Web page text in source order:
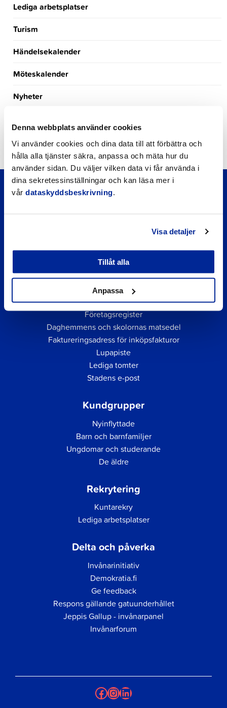
Denna webbplats använder cookies
Vi använder cookies och dina data till att förbättra och
hålla alla tjänster säkra, anpassa och mäta hur du
använder sidan. Du väljer vilken data vi får använda i
dina sekretessinställningar och kan läsa mer i
vår dataskyddsbeskrivning
Visa detaljer
Tillåt alla
Anpassa
Lediga arbetsplatser
Turism
Händelsekalender
Möteskalender
Nyheter
Okategoriserade
Snabblänkar
Företagsregister
Daghemmens och skolornas matsedel
Faktureringsadress för inköpsfakturor
Lupapiste
Lediga tomter
Stadens e-post
Kundgrupper
Nyinflyttade
Barn och barnfamiljer
Ungdomar och studerande
De äldre
Rekrytering
Kuntarekry
Lediga arbetsplatser
Delta och påverka
Invånarinitiativ
Demokratia.fi
Ge feedback
Respons gällande gatuunderhållet
Jeppis Gallup - invånarpanel
Invånarforum
Facebook
Instagram
LinkedIn